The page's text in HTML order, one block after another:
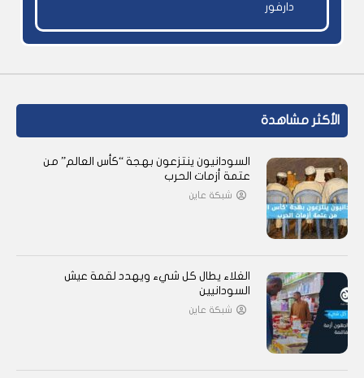
دارفور
الأكثر مشاهدة
السودانيون ينتزعون بهجة “كأس العالم” من
عتمة أزمات الحرب
شبكة عاين
الغلاء يطال كل شيء ويهدد لقمة عيش
السودانيين
شبكة عاين